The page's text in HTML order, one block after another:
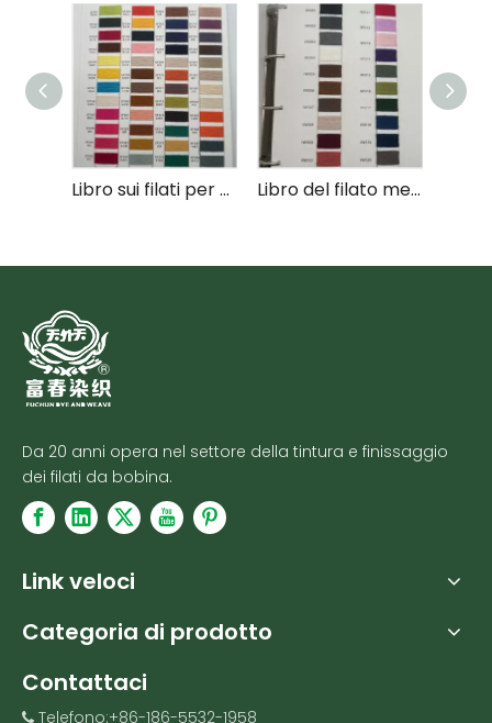
Libro sui filati per maglioni Libro del filato melange
Da 20 anni opera nel settore della tintura e finissaggio
dei filati da bobina.
Link veloci
Categoria di prodotto
Contattaci
 Telefono:+86-186-5532-1958